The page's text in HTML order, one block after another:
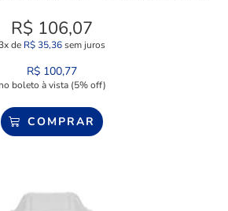
R$ 106,07
de R$35,36sem juros
R$ 100,77
no boleto à vista (5% off)
COMPRAR